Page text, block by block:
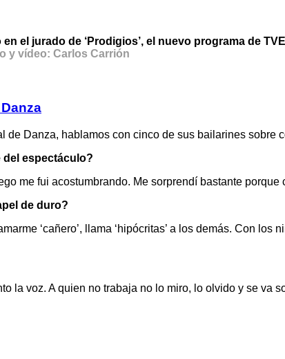
el jurado de ‘Prodigios’, el nuevo programa de
y vídeo: Carlos Carrión
de Danza, hablamos con cinco de sus bailarines
del espectáculo?
me fui acostumbrando. Me sorprendí bastante porque
de duro?
‘cañero’, llama ‘hipócritas’ a los demás. Con los
la voz. A quien no trabaja no lo miro, lo olvido y se va